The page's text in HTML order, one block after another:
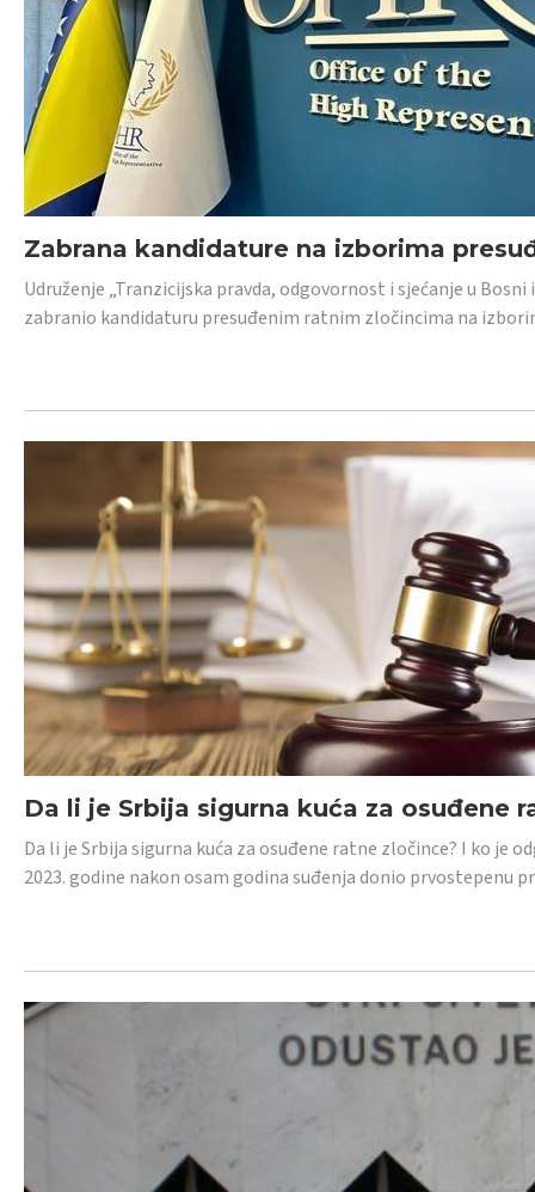
Zabrana kandidature na izborima
Udruženje „Tranzicijska pravda, odgovornost i sjećanje u
zabranio kandidaturu presuđenim ratnim zločincima na
Da li je Srbija sigurna kuća za osuđene
Da li je Srbija sigurna kuća za osuđene ratne zločince? I ko je
2023. godine nakon osam godina suđenja donio prvostepenu